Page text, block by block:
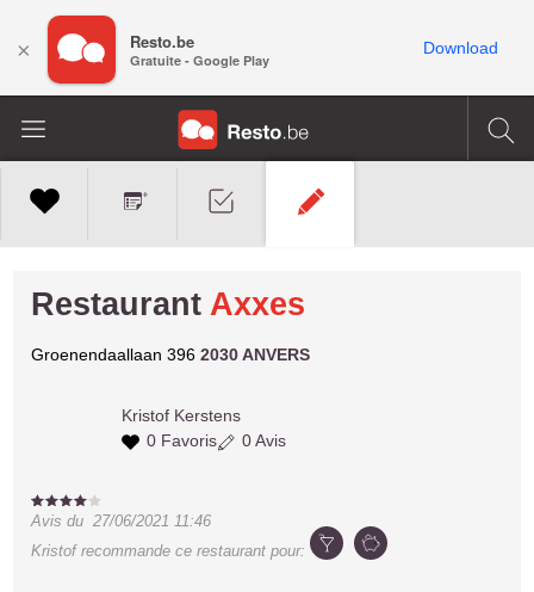
Restaurant Axxes
Groenendaallaan 3962030 ANVERS
Kristof Kerstens
0 Favoris
0 Avis
Avis du27/06/2021 11:46
Kristofrecommande ce restaurant pour:
× Resto.be
Gratuite - Google Play
Download